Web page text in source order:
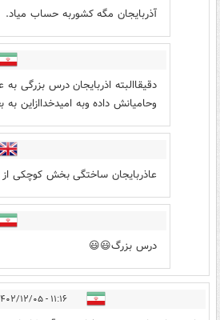
آذربایجان مگه کشوربه حساب میاد.
دقیقاالبته اذربایجان درس بزرگی
وحامیانش داده وبه امیدخداازاین
عاذربایجان ساختگی بخش کوچکی از
درس بزرگ😃😃
۱۱:۱۶ - ۱۴۰۲/۱۲/۰۵